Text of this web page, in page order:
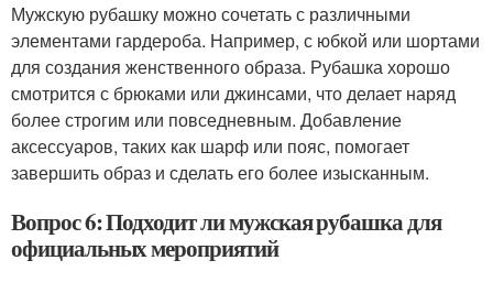
Мужскую рубашку можно сочетать с различными
элементами гардероба. Например, с юбкой или шортами
для создания женственного образа. Рубашка хорошо
смотрится с брюками или джинсами, что делает наряд
более строгим или повседневным. Добавление
аксессуаров, таких как шарф или пояс, помогает
завершить образ и сделать его более изысканным.
Вопрос 6: Подходит ли мужская рубашка для
официальных мероприятий